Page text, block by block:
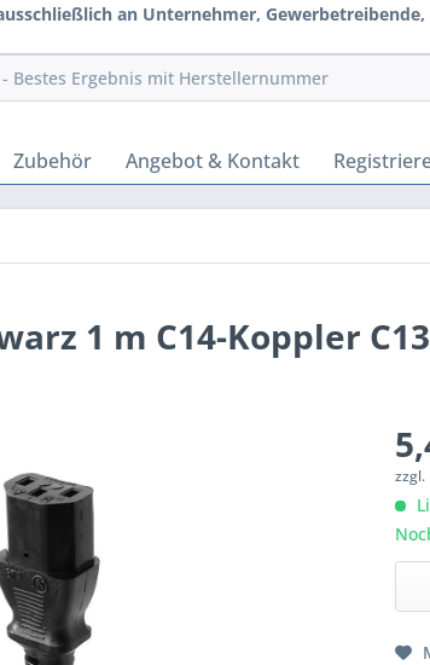
an Unternehmer,
Zubehör Angebot & Kontakt
1 m C14-Koppler